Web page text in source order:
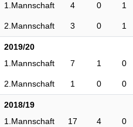
1.Mannschaft
4 0 1
2.Mannschaft 3 0 1
2019/20
1.Mannschaft
7 1 0
2.Mannschaft 1 0 0
2018/19
1.Mannschaft
17 4 0